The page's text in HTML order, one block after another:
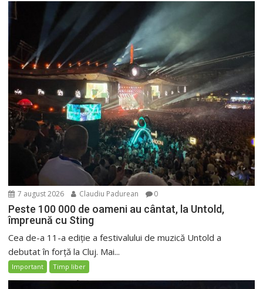
7 august 2026 Claudiu Padurean 0
Peste 100 000 de oameni au cântat, la Untold,
împreună cu Sting
Cea de-a 11-a ediție a festivalului de muzică Untold a
debutat în forță la Cluj. Mai...
Important Timp liber